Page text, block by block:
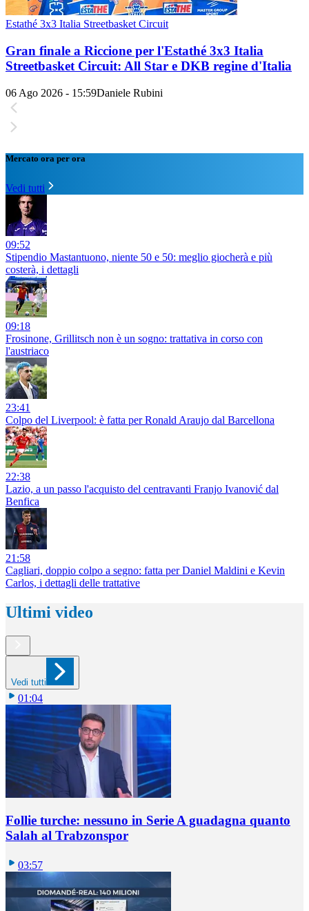
Estathé 3x3 Italia Streetbasket Circuit
Gran finale a Riccione per l'Estathé 3x3 Italia
Streetbasket Circuit: All Star e DKB regine d'Italia
06 Ago 2026 - 15:59Daniele Rubini
Mercato ora per ora
Vedi tutti
09:52
Stipendio Mastantuono, niente 50 e 50: meglio giocherà e più
costerà, i dettagli
09:18
Frosinone, Grillitsch non è un sogno: trattativa in corso con
l'austriaco
23:41
Colpo del Liverpool: è fatta per Ronald Araujo dal Barcellona
22:38
Lazio, a un passo l'acquisto del centravanti Franjo Ivanović dal
Benfica
21:58
Cagliari, doppio colpo a segno: fatta per Daniel Maldini e Kevin
Carlos, i dettagli delle trattative
Ultimi video
Vedi tutti
01:04
Follie turche: nessuno in Serie A guadagna quanto
Salah al Trabzonspor
03:57